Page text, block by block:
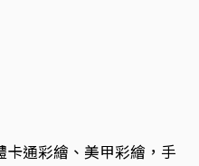
通彩繪、美甲彩繪，手